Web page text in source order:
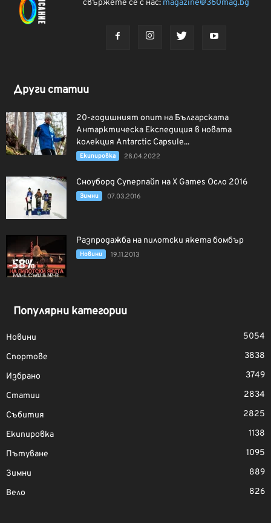
свържете се с нас: magazine@360mag.bg
Други статии
20-годишният опит на Българската
Антарктическа Експедиция в новата
колекция Antarctic Capsule...
Екипировка 28.04.2022
Сноуборд Суперпайп на X Games Осло 2016
Зимни 07.03.2016
Разпродажба на пилотски якета бомбър
Новини 19.11.2013
Популярни категории
Новини
5054
Спортове
3838
Избрано
3749
Статии
2834
Събития
2825
Екипировка
1138
Пътуване
1095
Зимни
889
Вело
826